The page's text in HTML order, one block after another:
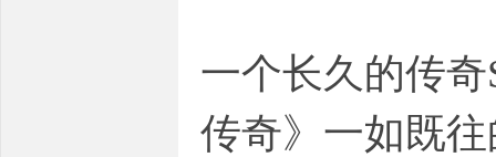
一个长久的传
传奇》一如既